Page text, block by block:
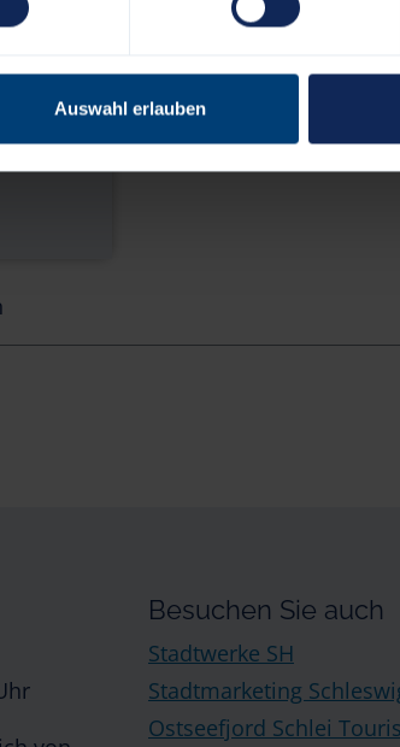
Auswahl erlauben
Besuchen Sie auch
Stadtwerke SH
Stadtmarketing
Ostseefjord Schlei